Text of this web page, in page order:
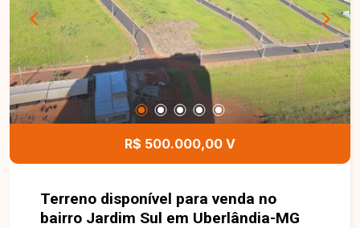
aproveitamento do terreno. Esta é uma excelente
oportunidade para quem deseja construir o
imóvel dos sonhos ou investir em uma região
com grande potencial de crescimento e
valorização. Agende uma visita e venha conhecer
todos os detalhes deste excelente terreno no
bairro Verde Umuarama.
R$ 500.000,00 V
Terreno disponível para venda no
bairro Jardim Sul em Uberlândia-MG